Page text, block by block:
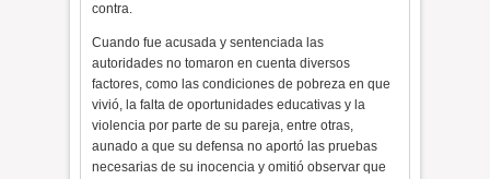
contra.
Cuando fue acusada y sentenciada las
autoridades no tomaron en cuenta diversos
factores, como las condiciones de pobreza en que
vivió, la falta de oportunidades educativas y la
violencia por parte de su pareja, entre otras,
aunado a que su defensa no aportó las pruebas
necesarias de su inocencia y omitió observar que